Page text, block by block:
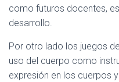
como futuros docentes,
desarrollo.
Por otro lado los juegos
uso del cuerpo como
expresión en los cuerpos